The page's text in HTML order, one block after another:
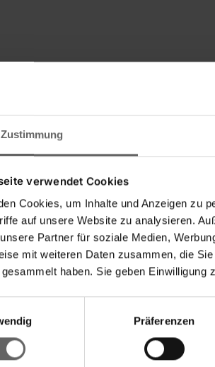
Zustimmung
verwendet Cookies
Cookies, um Inhalte und Anzeigen zu
auf unsere Website zu analysieren.
Partner für soziale Medien,
mit weiteren Daten zusammen, die
haben. Sie geben
Präferenzen